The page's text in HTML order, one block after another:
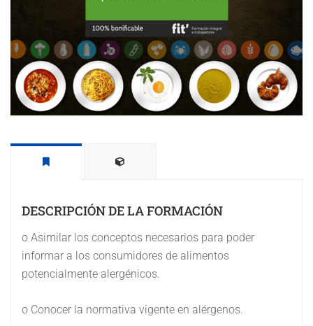
DESCRIPCIÓN DE LA FORMACIÓN
o Asimilar los conceptos necesarios para poder
informar a los consumidores de alimentos
potencialmente alergénicos.
o Conocer la normativa vigente en alérgenos.